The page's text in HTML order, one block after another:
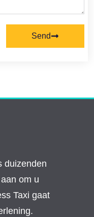
Send
duizenden
om u
Taxi gaat